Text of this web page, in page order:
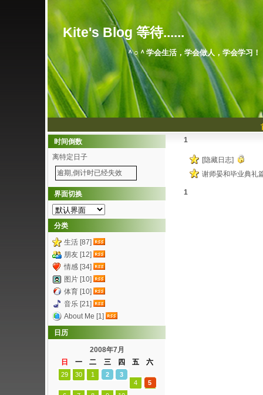
Kite's Blog 等待......
＾○＾学会生活，学会做人，学会学习！
1
[隐藏日志]
谢师晏和毕业典礼
1
时间倒数
离特定日子
逾期,倒计时已经失效
界面切换
分类
生活 [87]
朋友 [12]
情感 [34]
图片 [10]
体育 [10]
音乐 [21]
About Me [1]
日历
2008年7月
日
一 二 三 四 五 六
29 30 1 2
3
4
5